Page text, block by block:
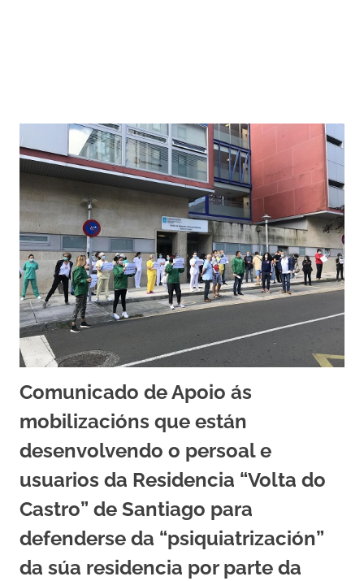
Comunicado de Apoio ás
mobilizacións que están
desenvolvendo o persoal e
usuarios da Residencia “Volta do
Castro” de Santiago para
defenderse da “psiquiatrización”
da súa residencia por parte da